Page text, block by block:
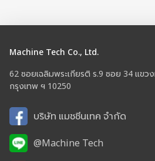
Machine Tech Co., Ltd.
62 ซอยเฉลิมพระเกียรติ ร.9 ซอย 34 แขว
กรุงเทพ ฯ 10250
บริษัท แมชชีนเทค จำกัด
@Machine Tech